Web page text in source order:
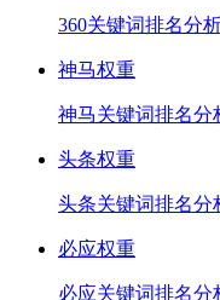
360关键词排名分
神马权重
神马关键词排名分
头条权重
头条关键词排名分
必应权重
必应关键词排名分